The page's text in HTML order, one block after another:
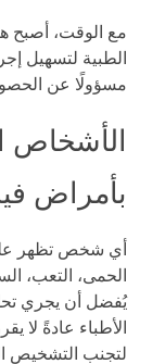
مع الوقت، أصبح
الطبية لتسهيل
مسؤولًا عن
الأشخاص
بأمراض
أي شخص تظهر
الحمى، التعب،
الأطباء عادةً لا
لتجنب التشخيص